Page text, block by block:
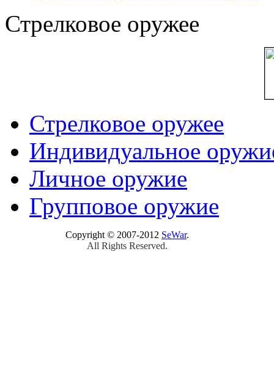
Стрелковое оружее
Стрелковое оружее
Индивидуальное
Личное оружие
Групповое оружие
Copyright © 2007-2012 SeWar.
All Rights Reserved.